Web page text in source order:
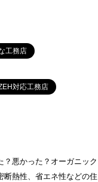
工務店
対応工務店
？悪かった？オーガニック
断熱性、省エネ性などの住